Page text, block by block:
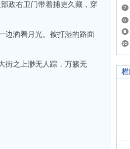
右卫门带着捕吏久藏，穿
洒着月光。被打湿的路面
之上渺无人踪，万籁无
栏